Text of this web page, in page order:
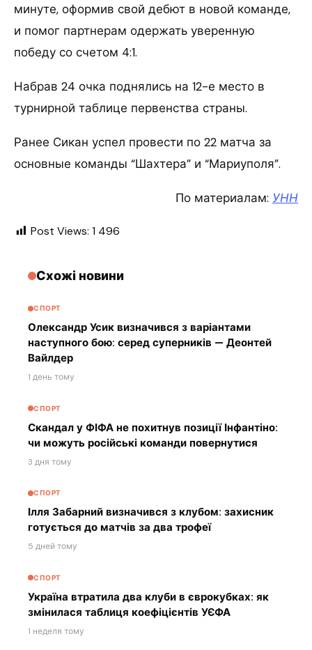
минуте, оформив свой дебют в новой команде,
и помог партнерам одержать уверенную
победу со счетом 4:1.
Набрав 24 очка поднялись на 12-е место в
турнирной таблице первенства страны.
Ранее Сикан успел провести по 22 матча за
основные команды “Шахтера” и “Мариуполя”.
По материалам: УНН
Post Views: 1 496
Схожі новини
СПОРТ
Олександр Усик визначився з варіантами
наступного бою: серед суперників — Деонтей
Вайлдер
1 день тому
СПОРТ
Скандал у ФІФА не похитнув позиції Інфантіно:
чи можуть російські команди повернутися
3 дня тому
СПОРТ
Ілля Забарний визначився з клубом: захисник
готується до матчів за два трофеї
5 дней тому
СПОРТ
Україна втратила два клуби в єврокубках: як
змінилася таблиця коефіцієнтів УЄФА
1 неделя тому